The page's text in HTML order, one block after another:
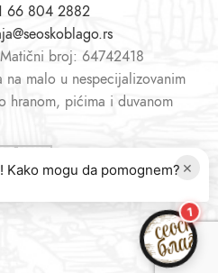
66 804 2882
broj: 64742418
na malo u nespecijalizovanim
hranom, pićima i duvanom
×
Kako mogu da pomognem?
1